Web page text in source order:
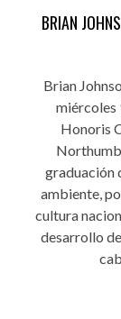
BRIAN
Brian
miércoles
Honoris
graduación
ambiente,
cultura
desarrollo